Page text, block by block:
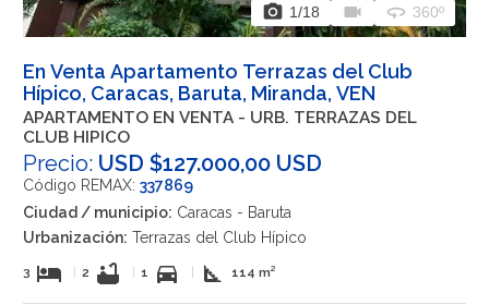
photo_camera 1/18 videocam 360 360º
En Venta Apartamento Terrazas del Club
Hípico, Caracas, Baruta, Miranda, VEN
APARTAMENTO EN VENTA - URB. TERRAZAS DEL
CLUB HIPICO
Precio: USD $127.000,00 USD
Código REMAX: 337869
Ciudad / municipio: Caracas - Baruta
Urbanización: Terrazas del Club Hípico
3 hotel 2 bathtub 1 directions_car square_foot 114 m²